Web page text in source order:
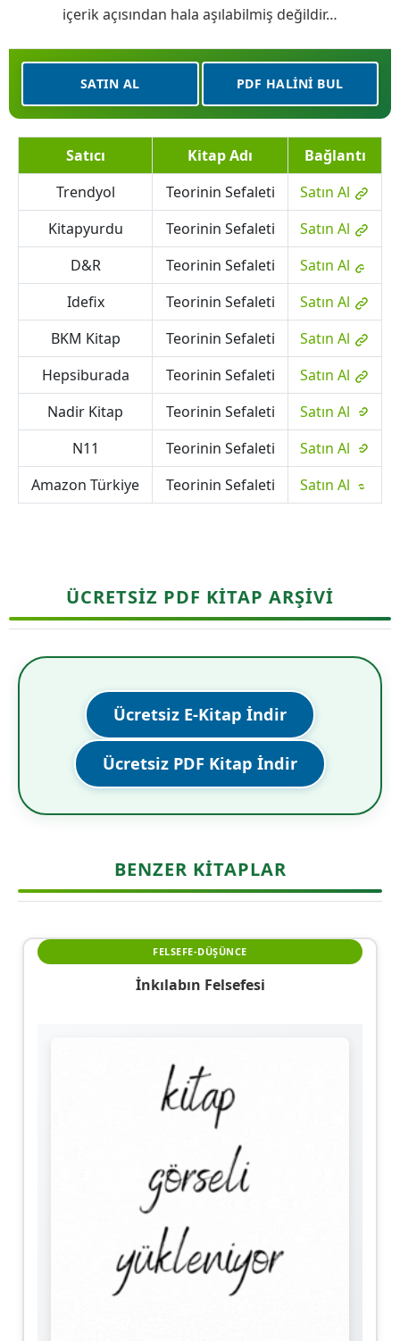
içerik açısından hala aşılabilmiş değildir…
SATIN AL PDF HALINI BUL
Satıcı Kitap Adı
Bağlantı
Trendyol
Teorinin Sefaleti
Satın Al
Kitapyurdu
Teorinin Sefaleti
Satın Al
D&R
Teorinin Sefaleti
Satın Al
Idefix
Teorinin Sefaleti
Satın Al
BKM Kitap
Teorinin Sefaleti
Satın Al
Hepsiburada
Teorinin Sefaleti
Satın Al
Nadir Kitap
Teorinin Sefaleti
Satın Al
N11
Teorinin Sefaleti
Satın Al
Amazon Türkiye
Teorinin Sefaleti Satın Al
ÜCRETSİZ PDF KİTAP ARŞİVİ
Ücretsiz E-Kitap İndir
Ücretsiz PDF Kitap İndir
BENZER KITAPLAR
FELSEFE-DÜŞÜNCE
İnkılabın Felsefesi